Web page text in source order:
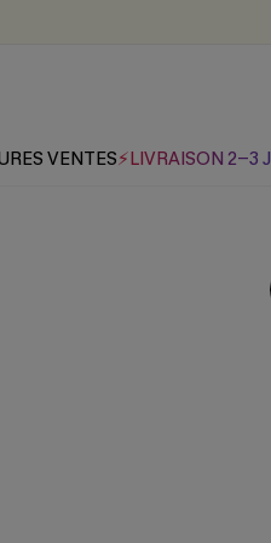
VENTES⚡LIVRAISON 2-3 J